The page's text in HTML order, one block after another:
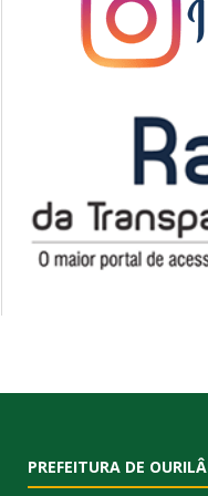
PREFEITURA DE